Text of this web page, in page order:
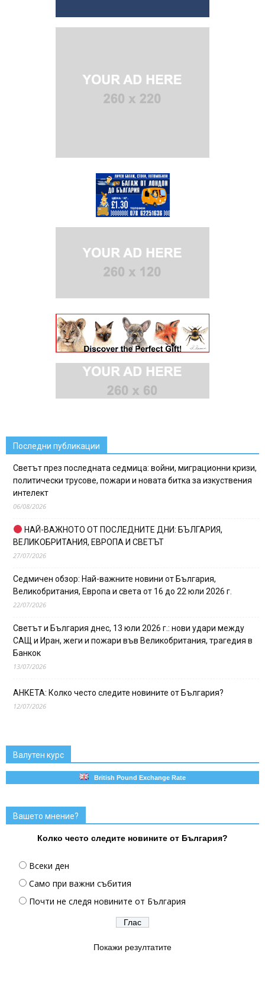
Последни публикации
Светът през последната седмица: войни, миграционни кризи,
политически трусове, пожари и новата битка за изкуствения
интелект
06/08/2026
НАЙ-ВАЖНОТО ОТ ПОСЛЕДНИТЕ ДНИ: БЪЛГАРИЯ,
ВЕЛИКОБРИТАНИЯ, ЕВРОПА И СВЕТЪТ
27/07/2026
Седмичен обзор: Най-важните новини от България,
Великобритания, Европа и света от 16 до 22 юли 2026 г.
22/07/2026
Светът и България днес, 13 юли 2026 г.: нови удари между
САЩ и Иран, жеги и пожари във Великобритания, трагедия в
Банкок
13/07/2026
АНКЕТА: Колко често следите новините от България?
12/07/2026
Валутен курс
British Pound Exchange Rate
Вашето мнение?
Колко често следите новините от България?
Всеки ден
Само при важни събития
Почти не следя новините от България
Покажи резултатите